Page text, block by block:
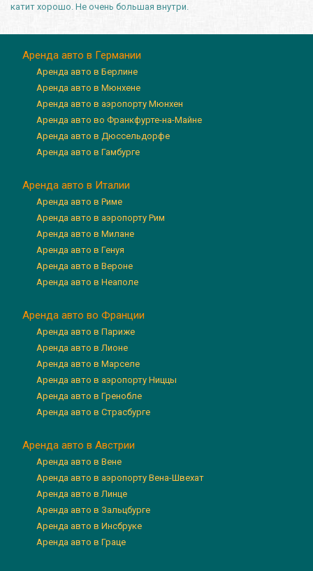
катит хорошо. Не очень большая внутри.
Аренда авто в Германии
Аренда авто в Берлине
Аренда авто в Мюнхене
Аренда авто в аэропорту Мюнхен
Аренда авто во Франкфурте-на-Майне
Аренда авто в Дюссельдорфе
Аренда авто в Гамбурге
Аренда авто в Италии
Аренда авто в Риме
Аренда авто в аэропорту Рим
Аренда авто в Милане
Аренда авто в Генуя
Аренда авто в Вероне
Аренда авто в Неаполе
Аренда авто во Франции
Аренда авто в Париже
Аренда авто в Лионе
Аренда авто в Марселе
Аренда авто в аэропорту Ниццы
Аренда авто в Гренобле
Аренда авто в Страсбурге
Аренда авто в Австрии
Аренда авто в Вене
Аренда авто в аэропорту Вена-Швехат
Аренда авто в Линце
Аренда авто в Зальцбурге
Аренда авто в Инсбруке
Аренда авто в Граце